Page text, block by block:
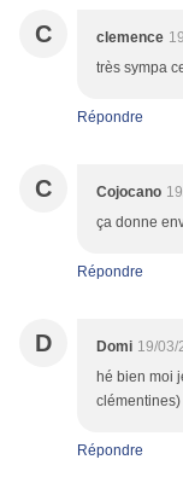
C clemence
très sympa
Répondre
C Cojocano
ça donne
Répondre
D Domi 19/03/
hé bien moi
Répondre